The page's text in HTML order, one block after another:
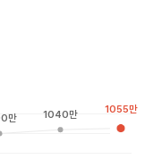
만 1040만 1055만